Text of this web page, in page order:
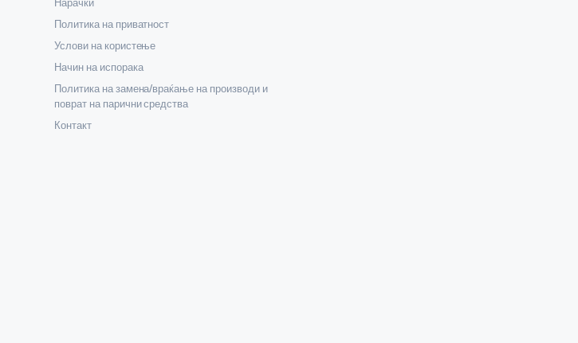
Нарачки
Политика на приватност
Услови на користење
Начин на испорака
Политика на замена/враќање на производи и
поврат на парични средства
Контакт